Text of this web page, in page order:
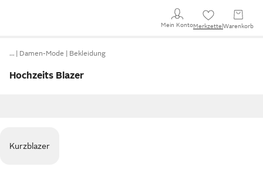
Mein KontoMerkzettel Warenkorb
… Damen-Mode Bekleidung
Hochzeits Blazer
Kurzblazer